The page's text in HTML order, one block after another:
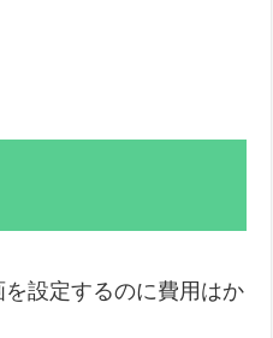
設定するのに費用はか